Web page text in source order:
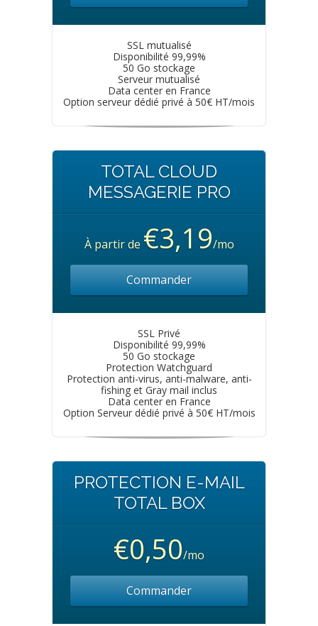
SSL mutualisé
Disponibilité 99,99%
50 Go stockage
Serveur mutualisé
Data center en France
Option serveur dédié privé à 50€ HT/mois
TOTAL CLOUD
MESSAGERIE PRO
À partir de €3,19/mo
Commander
SSL Privé
Disponibilité 99,99%
50 Go stockage
Protection Watchguard
Protection anti-virus, anti-malware, anti-
fishing et Gray mail inclus
Data center en France
Option Serveur dédié privé à 50€ HT/mois
PROTECTION E-MAIL
TOTAL BOX
€0,50/mo
Commander